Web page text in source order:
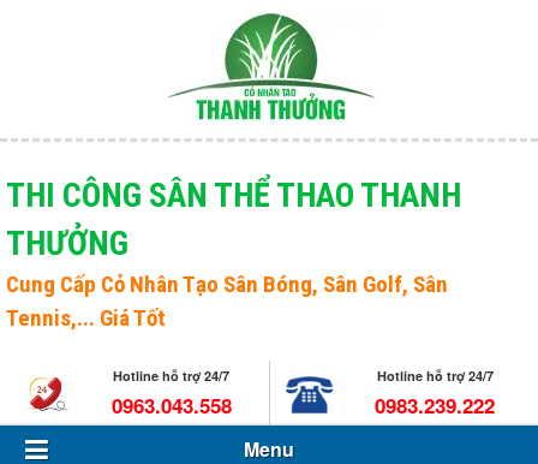
Menu
Giới thiệu
Sản phẩm
Tin Tức - Sự kiện
Tuyển dụng
Liên hệ
THI CÔNG SÂN THỂ THAO THANH
THƯỞNG
Cung Cấp Cỏ Nhân Tạo Sân Bóng, Sân Golf, Sân
Tennis,... Giá Tốt
Hotline hỗ trợ 24/7
0963.043.558
Hotline hỗ trợ 24/7
0983.239.222
Menu